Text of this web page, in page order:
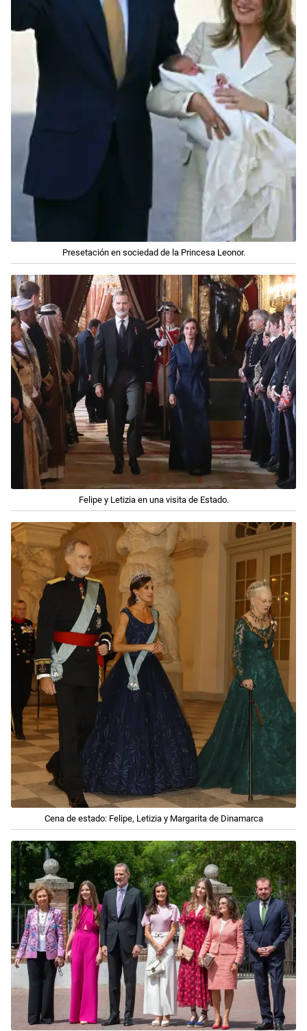
Presetación en sociedad de la Princesa Leonor.
Felipe y Letizia en una visita de Estado.
Cena de estado: Felipe, Letizia y Margarita de Dinamarca